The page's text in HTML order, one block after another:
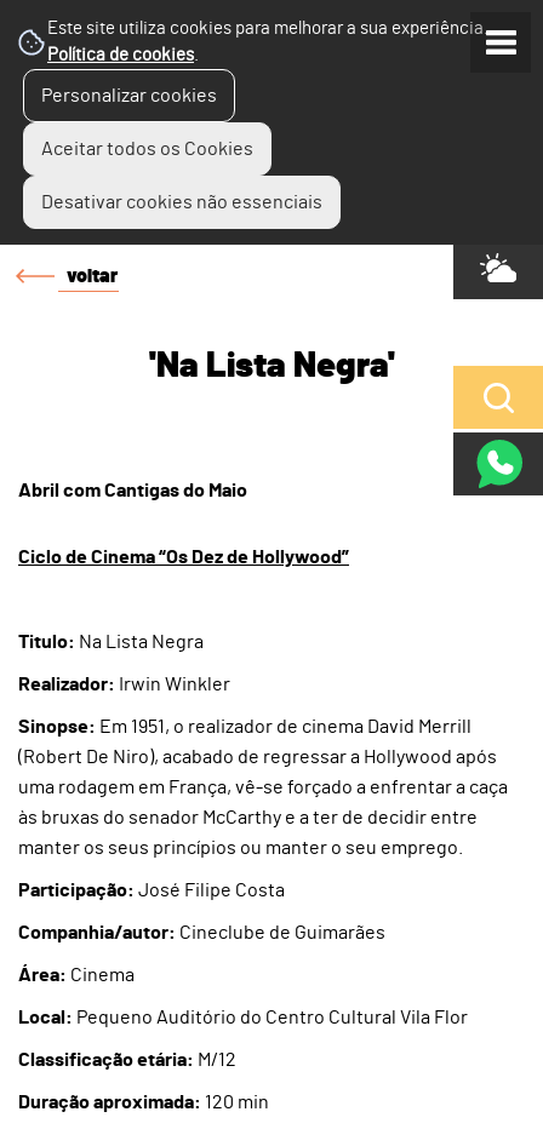
Este site utiliza cookies para melhorar a sua experiência.
Política de cookies.
Personalizar cookies
Aceitar todos os Cookies
Desativar cookies não essenciais
voltar
'Na Lista Negra'
Abril com Cantigas do Maio
Ciclo de Cinema “Os Dez de Hollywood”
Titulo: Na Lista Negra
Realizador: Irwin Winkler
Sinopse: Em 1951, o realizador de cinema David Merrill
(Robert De Niro), acabado de regressar a Hollywood após
uma rodagem em França, vê-se forçado a enfrentar a caça
às bruxas do senador McCarthy e a ter de decidir entre
manter os seus princípios ou manter o seu emprego.
Participação: José Filipe Costa
Companhia/autor: Cineclube de Guimarães
Área: Cinema
Local: Pequeno Auditório do Centro Cultural Vila Flor
Classificação etária: M/12
Duração aproximada: 120 min